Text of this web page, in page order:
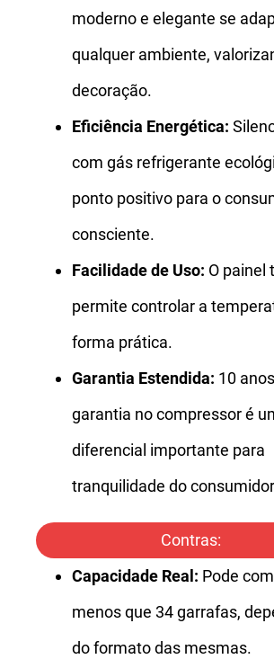
moderno e elegante se
qualquer ambiente,
decoração.
Eficiência Energética:
com gás refrigerante
ponto positivo para o
consciente.
Facilidade de Uso: O painel
permite controlar a
forma prática.
Garantia Estendida: 10
garantia no compressor é
diferencial importante para
tranquilidade do
Contras:
Capacidade Real: Pode
menos que 34 garrafas,
do formato das mesmas.